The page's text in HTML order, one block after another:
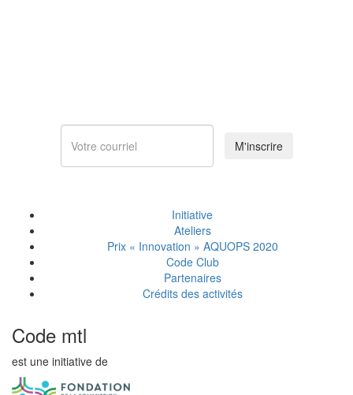
M'inscrire
Initiative
Ateliers
Prix « Innovation » AQUOPS 2020
Code Club
Partenaires
Crédits des activités
Code mtl
est une initiative de